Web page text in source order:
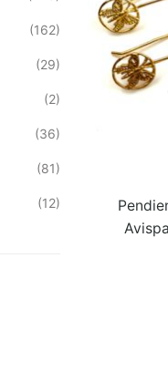
(162)
(29)
(2)
(36)
(81)
(12)